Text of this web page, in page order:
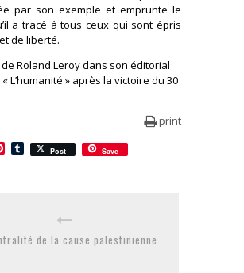
par son exemple et emprunte le
a tracé à tous ceux qui sont épris
de liberté.
de Roland Leroy dans son éditorial
L’humanité » après la victoire du 30
print
Pinterest
Tumblr
Post Save
de la cause palestinienne